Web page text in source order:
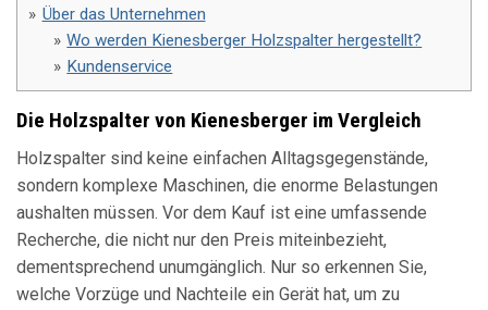
Über das Unternehmen
Wo werden Kienesberger Holzspalter hergestellt?
Kundenservice
Die Holzspalter von Kienesberger im Vergleich
Holzspalter sind keine einfachen Alltagsgegenstände,
sondern komplexe Maschinen, die enorme Belastungen
aushalten müssen. Vor dem Kauf ist eine umfassende
Recherche, die nicht nur den Preis miteinbezieht,
dementsprechend unumgänglich. Nur so erkennen Sie,
welche Vorzüge und Nachteile ein Gerät hat, um zu